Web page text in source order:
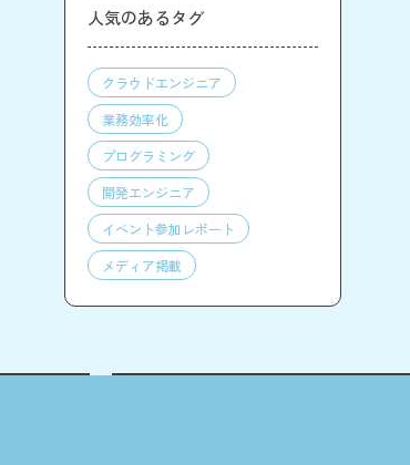
人気のあるタグ
クラウドエンジニア
業務効率化
プログラミング
開発エンジニア
イベント参加レポート
メディア掲載